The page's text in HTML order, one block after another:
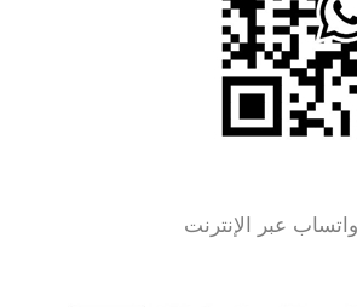
واتساب عبر الإنترنت